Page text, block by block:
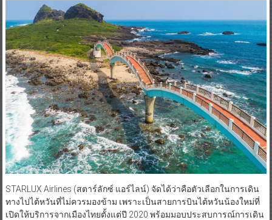
STARLUX Airlines (สตาร์ลักซ์ แอร์ไลน์) จัดได้ว่าคือตัวเลือกในการเดิน
ทางไปไต้หวันที่ไม่ควรมองข้าม เพราะเป็นสายการบินไต้หวันน้องใหม่ที่
เปิดให้บริการจากเมืองไทยตั้งแต่ปี 2020 พร้อมมอบประสบการณ์การเดิน